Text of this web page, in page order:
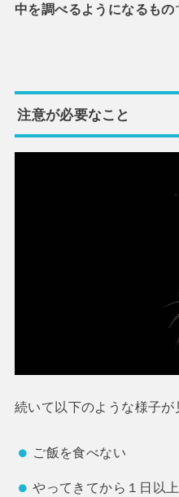
中を調べるようになるもの
注意が必要なこと
続いて以下のような様子が
ご飯を食べない
やってきてから１日以